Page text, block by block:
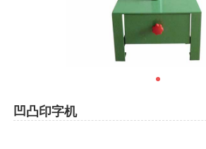
凹凸印字机